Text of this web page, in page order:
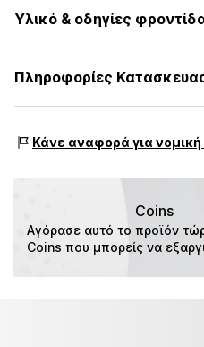
Κέντημα
Αριθμός Αντικειμένου.
Μήκος: Μήκος κανονικό
Εφαρμογή: Χαλαρή
Πίνακας μεγεθών
Υλικό & οδηγίες
Εξωτερικό ύφασμα: 100%
Πληροφορίες
DE-97228 Rottendorf
Κάνε αναφορά για
Coins
Αγόρασε αυτό το προϊόν
Coins που μπορείς να